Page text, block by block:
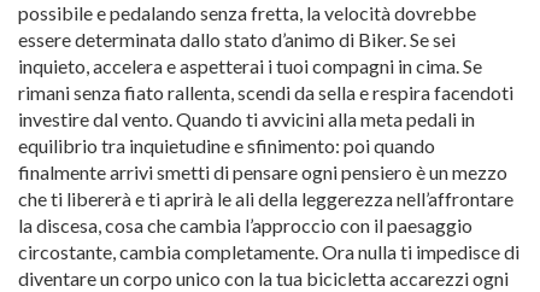
possibile e pedalando senza fretta, la velocità dovrebbe
essere determinata dallo stato d’animo di Biker. Se sei
inquieto, accelera e aspetterai i tuoi compagni in cima. Se
rimani senza fiato rallenta, scendi da sella e respira facendoti
investire dal vento. Quando ti avvicini alla meta pedali in
equilibrio tra inquietudine e sfinimento: poi quando
finalmente arrivi smetti di pensare ogni pensiero è un mezzo
che ti libererà e ti aprirà le ali della leggerezza nell’affrontare
la discesa, cosa che cambia l’approccio con il paesaggio
circostante, cambia completamente. Ora nulla ti impedisce di
diventare un corpo unico con la tua bicicletta accarezzi ogni